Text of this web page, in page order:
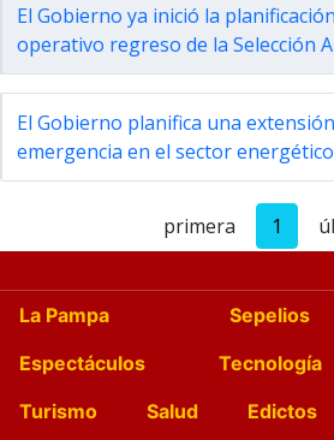
El Gobierno ya inició la
operativo regreso de la Selección
El Gobierno planifica una
emergencia en el sector energético
primera 1
La Pampa Sepelios
Espectáculos
Tecnología
Turismo
Salud Edictos